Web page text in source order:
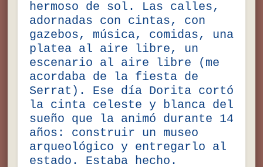
hermoso de sol. Las calles,
adornadas con cintas, con
gazebos, música, comidas, una
platea al aire libre, un
escenario al aire libre (me
acordaba de la fiesta de
Serrat). Ese día Dorita cortó
la cinta celeste y blanca del
sueño que la animó durante 14
años: construir un museo
arqueológico y entregarlo al
estado. Estaba hecho.